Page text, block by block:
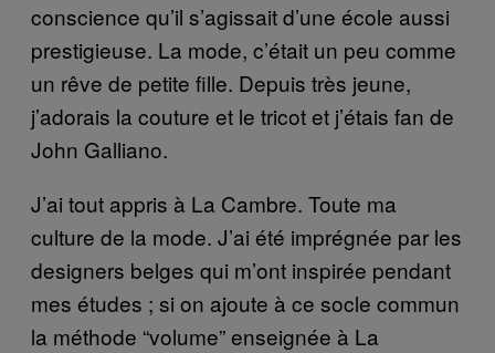
conscience qu’il s’agissait d’une école aussi
prestigieuse. La mode, c’était un peu comme
un rêve de petite fille. Depuis très jeune,
j’adorais la couture et le tricot et j’étais fan de
John Galliano.
J’ai tout appris à La Cambre. Toute ma
culture de la mode. J’ai été imprégnée par les
designers belges qui m’ont inspirée pendant
mes études ; si on ajoute à ce socle commun
la méthode “volume” enseignée à La